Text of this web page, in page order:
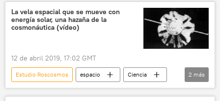
Angará
noticias
La vela espacial que se mueve con
energía solar, una hazaña de la
cosmonáutica (vídeo)
12 de abril 2019, 17:02 GMT
Estudio Roscosmos espacio
Ciencia
cosmonáutica
noticias
2 más